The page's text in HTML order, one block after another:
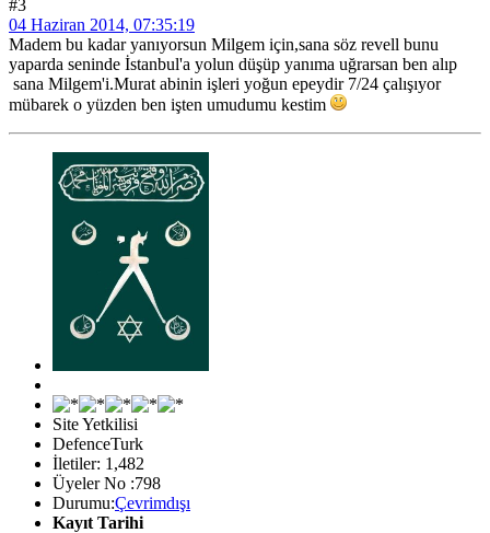
#3
04 Haziran 2014, 07:35:19
Madem bu kadar yanıyorsun Milgem için,sana söz revell bunu
yaparda seninde İstanbul'a yolun düşüp yanıma uğrarsan ben alıp
sana Milgem'i.Murat abinin işleri yoğun epeydir 7/24 çalışıyor
mübarek o yüzden ben işten umudumu kestim
Site Yetkilisi
DefenceTurk
İletiler: 1,482
Üyeler No :798
Durumu:Çevrimdışı
Kayıt Tarihi